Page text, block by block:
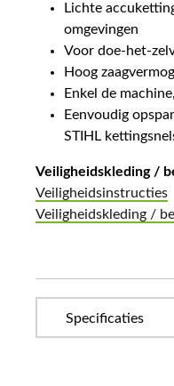
Lichte
omgevingen
Voor doe-het-
Hoog
Enkel de
Eenvoudig
STIHL
Veiligheidskleding /
Veiligheidsinstructies
Veiligheidskleding /